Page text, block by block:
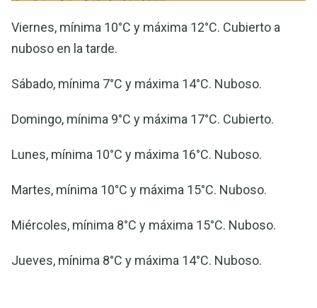
Viernes, mínima 10°C y máxima 12°C. Cubierto a
nuboso en la tarde.
Sábado, mínima 7°C y máxima 14°C. Nuboso.
Domingo, mínima 9°C y máxima 17°C. Cubierto.
Lunes, mínima 10°C y máxima 16°C. Nuboso.
Martes, mínima 10°C y máxima 15°C. Nuboso.
Miércoles, mínima 8°C y máxima 15°C. Nuboso.
Jueves, mínima 8°C y máxima 14°C. Nuboso.